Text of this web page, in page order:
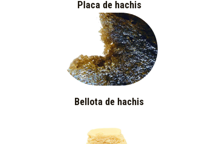
Placa de hachis
Bellota de hachis